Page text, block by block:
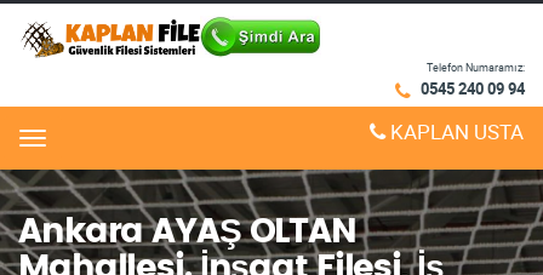
Telefon Numaramız:
0545 240 09 94
Menu KAPLAN USTA
Ankara AYAŞ OLTAN